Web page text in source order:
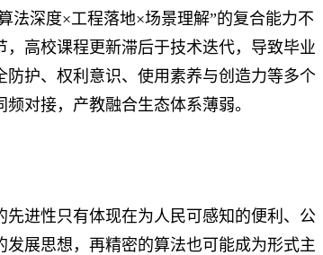
法深度×工程落地×场景理解”的复合能力不
高校课程更新滞后于技术迭代，导致毕业
护、权利意识、使用素养与创造力等多个
对接，产教融合生态体系薄弱。
进性只有体现在为人民可感知的便利、公
展思想，再精密的算法也可能成为形式主